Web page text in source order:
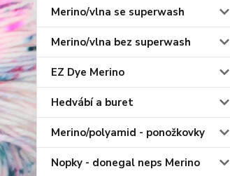
Merino/vlna se superwash
Merino/vlna bez superwash
EZ Dye Merino
Hedvábí a buret
Merino/polyamid - ponožkovky
Nopky - donegal neps Merino